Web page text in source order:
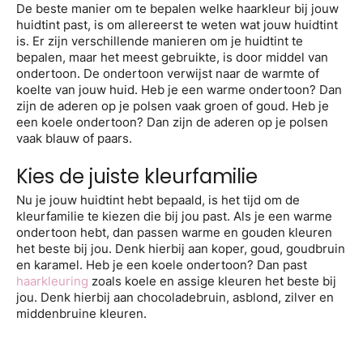
De beste manier om te bepalen welke haarkleur bij jouw
huidtint past, is om allereerst te weten wat jouw huidtint
is. Er zijn verschillende manieren om je huidtint te
bepalen, maar het meest gebruikte, is door middel van
ondertoon. De ondertoon verwijst naar de warmte of
koelte van jouw huid. Heb je een warme ondertoon? Dan
zijn de aderen op je polsen vaak groen of goud. Heb je
een koele ondertoon? Dan zijn de aderen op je polsen
vaak blauw of paars.
Kies de juiste kleurfamilie
Nu je jouw huidtint hebt bepaald, is het tijd om de
kleurfamilie te kiezen die bij jou past. Als je een warme
ondertoon hebt, dan passen warme en gouden kleuren
het beste bij jou. Denk hierbij aan koper, goud, goudbruin
en karamel. Heb je een koele ondertoon? Dan past
haarkleuring zoals koele en assige kleuren het beste bij
jou. Denk hierbij aan chocoladebruin, asblond, zilver en
middenbruine kleuren.